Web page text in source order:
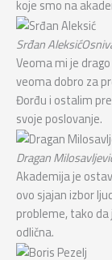
koje smo na
Srđan Aleksić
Veoma mi je
veoma dobro za
Đorđu i ostalim
svoje poslovanje.
Dragan
Akademija je
ovo sjajan izbor
probleme, tako
odlična.